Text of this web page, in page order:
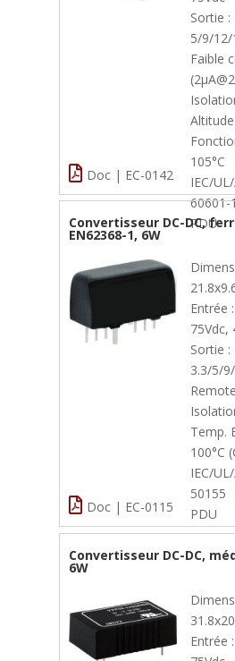
Sortie :
5/9/
Faible
105°C
IEC/
60601-
PDU
Doc | EC-0142
Convertisseur DC-DC,
EN62368-1, 6W
Entrée
75Vdc,
Sortie :
3.3/5/
Temp.
100°C
IEC/
50155
PDU
Doc | EC-0115
Convertisseur DC-DC,
6W
Entrée